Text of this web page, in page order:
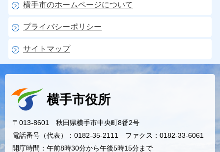
横手市のホームページについて
プライバシーポリシー
サイトマップ
横手市役所
〒013-8601 秋田県横手市中央町8番2号
電話番号（代表）：0182-35-2111 ファクス：0182-33-6061
開庁時間：午前8時30分から午後5時15分まで